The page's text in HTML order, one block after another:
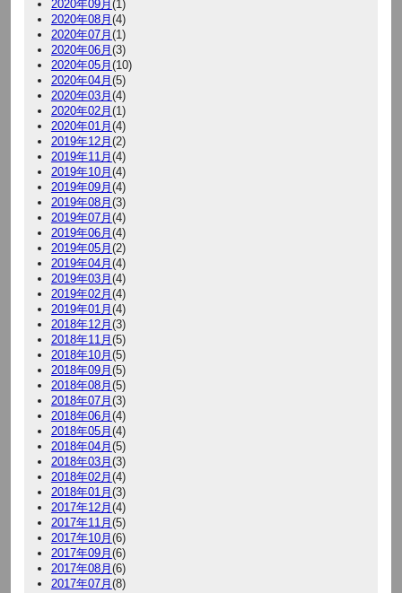
2020年09月 (1)
2020年08月 (4)
2020年07月 (1)
2020年06月 (3)
2020年05月 (10)
2020年04月 (5)
2020年03月 (4)
2020年02月 (1)
2020年01月 (4)
2019年12月 (2)
2019年11月 (4)
2019年10月 (4)
2019年09月 (4)
2019年08月 (3)
2019年07月 (4)
2019年06月 (4)
2019年05月 (2)
2019年04月 (4)
2019年03月 (4)
2019年02月 (4)
2019年01月 (4)
2018年12月 (3)
2018年11月 (5)
2018年10月 (5)
2018年09月 (5)
2018年08月 (5)
2018年07月 (3)
2018年06月 (4)
2018年05月 (4)
2018年04月 (5)
2018年03月 (3)
2018年02月 (4)
2018年01月 (3)
2017年12月 (4)
2017年11月 (5)
2017年10月 (6)
2017年09月 (6)
2017年08月 (6)
2017年07月 (8)